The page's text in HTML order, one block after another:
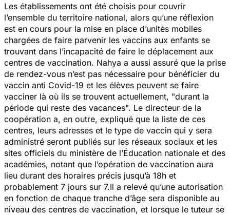
Les établissements ont été choisis pour couvrir
l’ensemble du territoire national, alors qu’une réflexion
est en cours pour la mise en place d’unités mobiles
chargées de faire parvenir les vaccins aux enfants se
trouvant dans l’incapacité de faire le déplacement aux
centres de vaccination. Nahya a aussi assuré que la prise
de rendez-vous n’est pas nécessaire pour bénéficier du
vaccin anti Covid-19 et les élèves peuvent se faire
vacciner là où ils se trouvent actuellement, "durant la
période qui reste des vacances". Le directeur de la
coopération a, en outre, expliqué que la liste de ces
centres, leurs adresses et le type de vaccin qui y sera
administré seront publiés sur les réseaux sociaux et les
sites officiels du ministère de l’Éducation nationale et des
académies, notant que l’opération de vaccination aura
lieu durant des horaires précis jusqu’à 18h et
probablement 7 jours sur 7.Il a relevé qu’une autorisation
en fonction de chaque tranche d’âge sera disponible au
niveau des centres de vaccination, et lorsque le tuteur se